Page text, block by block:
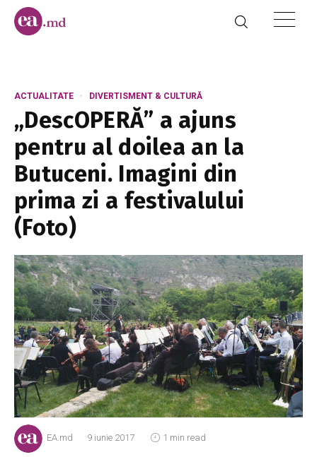
ACTUALITATE DIVERTISMENT & CULTURĂ
„DescOPERĂ” a ajuns
pentru al doilea an la
Butuceni. Imagini din
prima zi a festivalului
(Foto)
EA.md 9 iunie 2017 1 min read